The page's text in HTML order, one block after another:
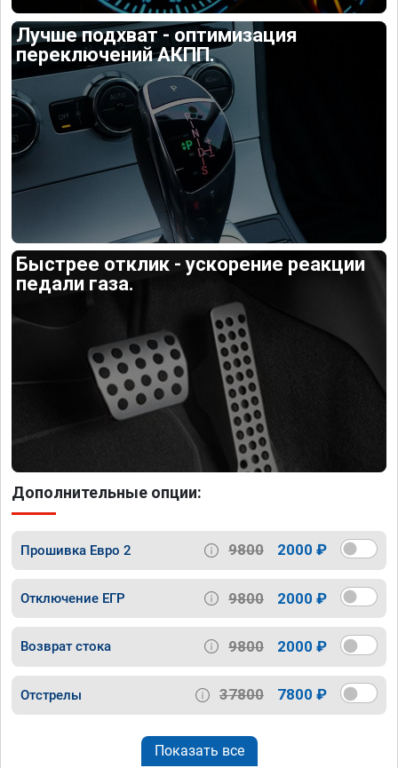
Лучше подхват - оптимизация
переключений АКПП.
Быстрее отклик - ускорение реакции
педали газа.
Дополнительные опции:
Прошивка Евро 2 9800 2000 ₽
Отключение ЕГР 9800 2000 ₽
Возврат стока 9800 2000 ₽
Отстрелы 37800 7800 ₽
Показать все